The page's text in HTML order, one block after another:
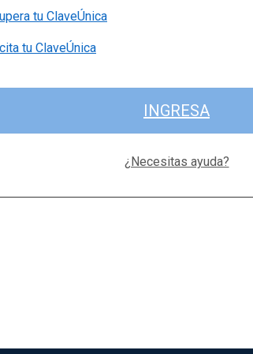
tu ClaveÚnica
tu ClaveÚnica
INGRESA
¿Necesitas ayuda?